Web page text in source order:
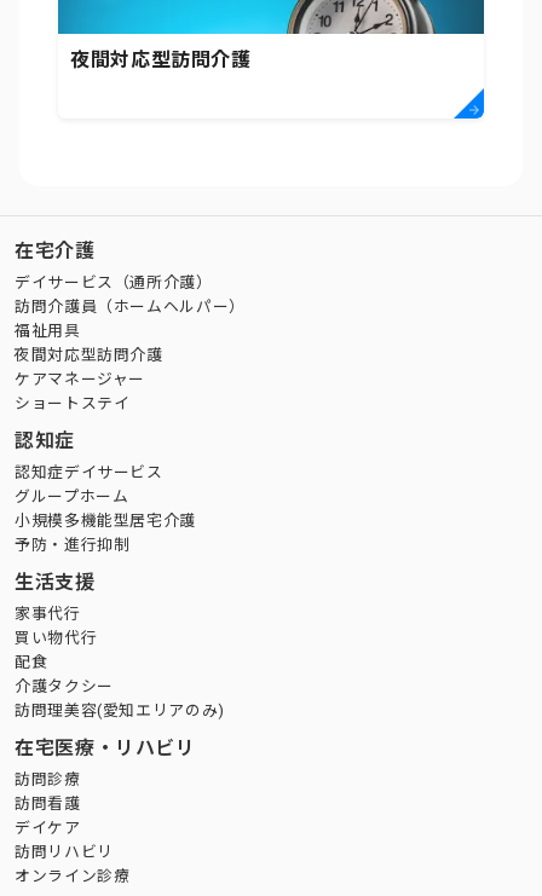
夜間対応型訪問介護
在宅介護
デイサービス（通所介護）
訪問介護員（ホームヘルパー）
福祉用具
夜間対応型訪問介護
ケアマネージャー
ショートステイ
認知症
認知症デイサービス
グループホーム
小規模多機能型居宅介護
予防・進行抑制
生活支援
家事代行
買い物代行
配食
介護タクシー
訪問理美容(愛知エリアのみ)
在宅医療・リハビリ
訪問診療
訪問看護
デイケア
訪問リハビリ
オンライン診療